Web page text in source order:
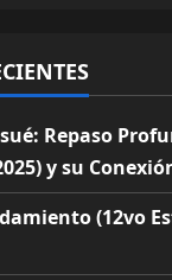
Repaso
y su
(12vo